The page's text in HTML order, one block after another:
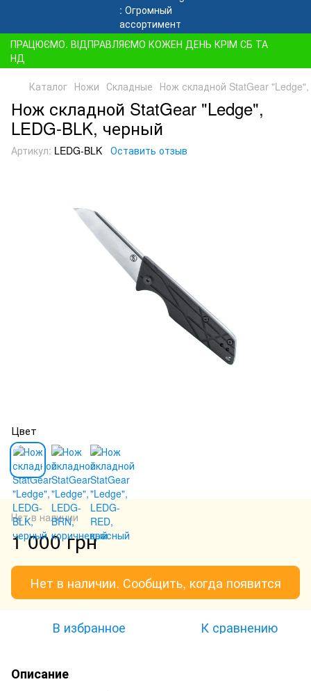
ПРАЦЮЄМО. ВІДПРАВЛЯЄМО КОЖЕН ДЕНЬ КРІМ СБ ТА
НД
Каталог Ножи Складные Нож складной StatGear
Нож складной StatGear "Ledge",
LEDG-BLK, черный
Артикул: LEDG-BLK Оставить отзыв
Цвет
Нет в наличии
1 000 грн
Нет в наличии. Сообщить, когда появится
В избранное К сравнению
Описание